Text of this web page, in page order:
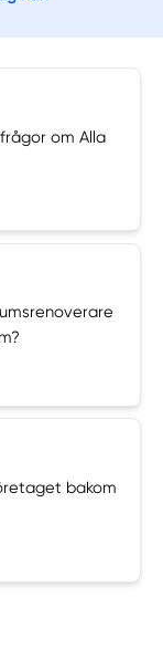
om Alla
bakom